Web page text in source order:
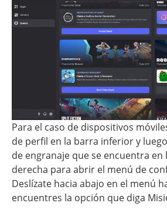
Para el caso de dispositivos
de perfil en la barra inferior y
de engranaje que se encuentra
derecha para abrir el menú de
Deslízate hacia abajo en el menú
encuentres la opción que diga